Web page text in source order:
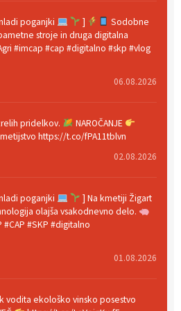
poganjki ]
Sodobne
stroje in druga digitalna
#imcap #cap #digitalno #skp #vlog
06.08.2026
pridelkov.
NAROČANJE
https://t.co/fPA11tblvn
02.08.2026
poganjki
] Na kmetiji Žigart
olajša vsakodnevno delo.
#CAP #SKP #digitalno
01.08.2026
vodita ekološko vinsko posestvo